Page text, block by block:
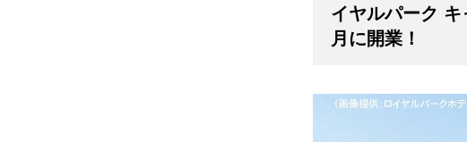
イヤルパーク
月に開業！